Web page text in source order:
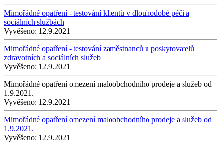
Mimořádné opatření - testování klientů v dlouhodobé péči a
sociálních službách
Vyvěšeno: 12.9.2021
Mimořádné opatření - testování zaměstnanců u poskytovatelů
zdravotních a sociálních služeb
Vyvěšeno: 12.9.2021
Mimořádné opatření omezení maloobchodního prodeje a služeb od
1.9.2021.
Vyvěšeno: 12.9.2021
Mimořádné opatření omezení maloobchodního prodeje a služeb od
1.9.2021.
Vyvěšeno: 12.9.2021